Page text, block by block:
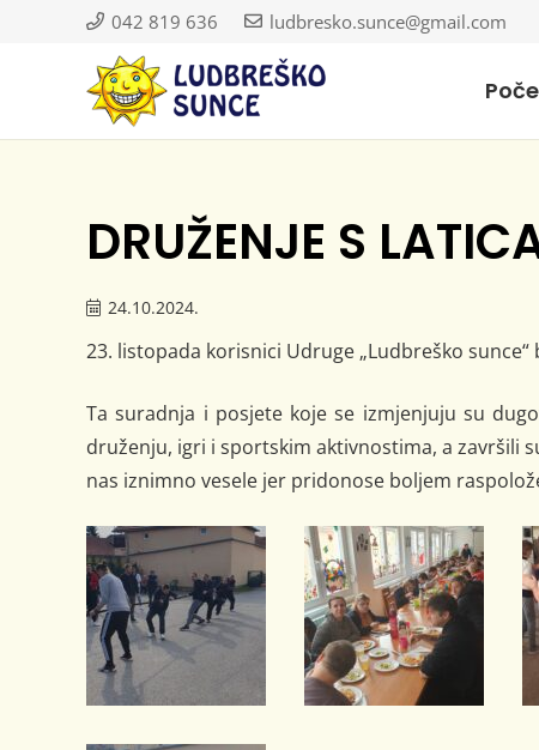
042 819 636 ludbresko.sunce@gmail.com
DRUŽENJE S
24.10.2024.
23. listopada korisnici Udruge „Ludbreško
Ta suradnja i posjete koje se izmjenjuju su
druženju, igri i sportskim aktivnostima, a završili
nas iznimno vesele jer pridonose boljem